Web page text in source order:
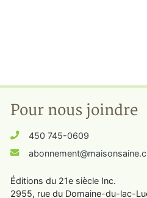
Pour nous joindre
450 745-0609
Éditions du 21e siècle Inc.
2955, rue du Domaine-du-lac-